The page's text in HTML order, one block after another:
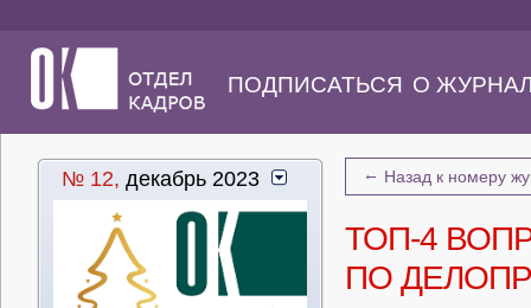
ПОДПИСАТЬСЯ О
№ 12, декабрь 2023 ← Назад к номеру
ТОП-4
ПО